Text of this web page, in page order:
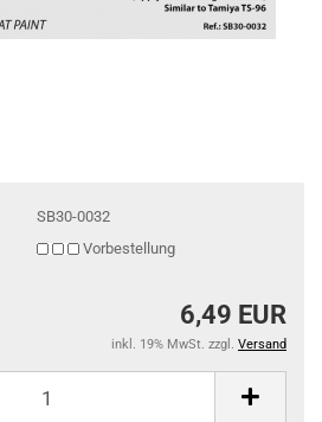
SB30-0032
Vorbestellung
6,49 EUR
inkl. 19% MwSt. zzgl. Versand